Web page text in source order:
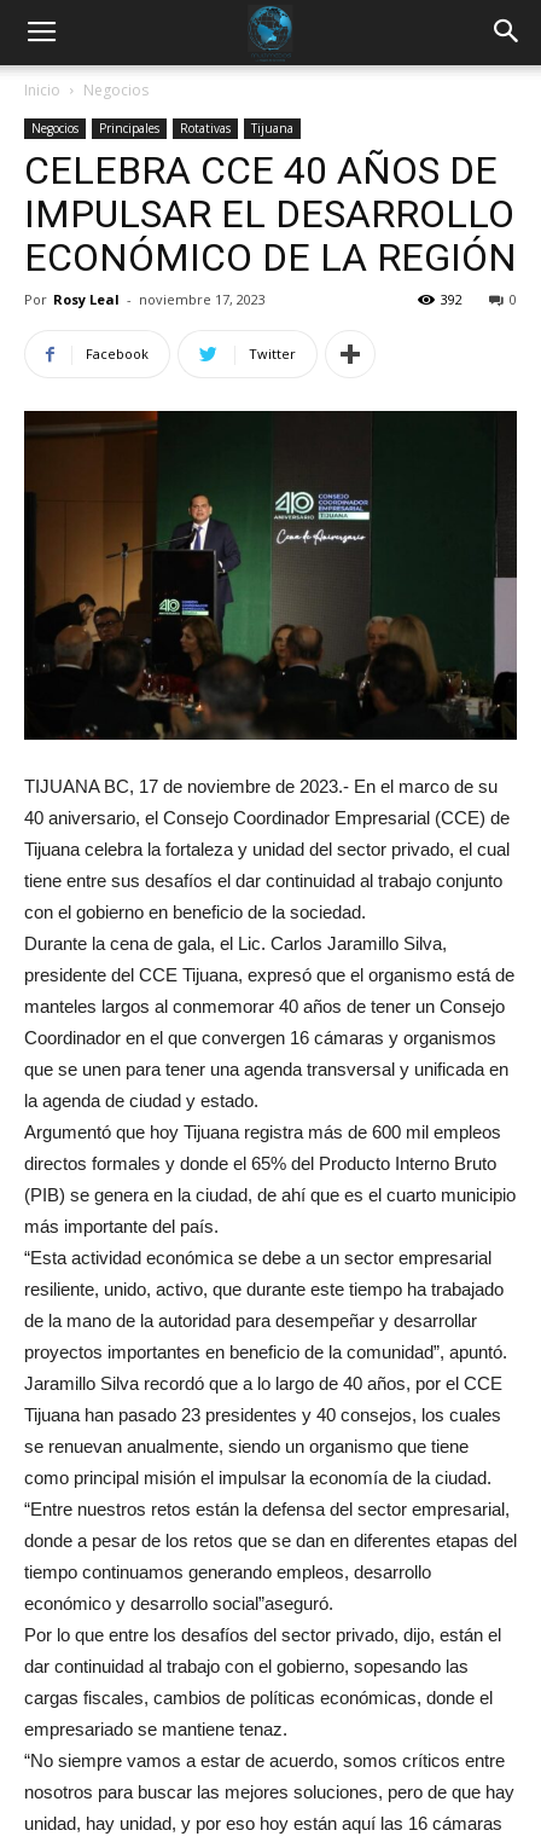
Inicio Negocios
Negocios Principales Rotativas Tijuana
CELEBRA CCE 40 AÑOS DE
IMPULSAR EL DESARROLLO
ECONÓMICO DE LA REGIÓN
Por Rosy Leal - noviembre 17, 2023 0
392
Facebook Twitter
TIJUANA BC, 17 de noviembre de 2023.- En el marco de su
40 aniversario, el Consejo Coordinador Empresarial (CCE) de
Tijuana celebra la fortaleza y unidad del sector privado, el cual
tiene entre sus desafíos el dar continuidad al trabajo conjunto
con el gobierno en beneficio de la sociedad.
Durante la cena de gala, el Lic. Carlos Jaramillo Silva,
presidente del CCE Tijuana, expresó que el organismo está de
manteles largos al conmemorar 40 años de tener un Consejo
Coordinador en el que convergen 16 cámaras y organismos
que se unen para tener una agenda transversal y unificada en
la agenda de ciudad y estado.
Argumentó que hoy Tijuana registra más de 600 mil empleos
directos formales y donde el 65% del Producto Interno Bruto
(PIB) se genera en la ciudad, de ahí que es el cuarto municipio
más importante del país.
“Esta actividad económica se debe a un sector empresarial
resiliente, unido, activo, que durante este tiempo ha trabajado
de la mano de la autoridad para desempeñar y desarrollar
proyectos importantes en beneficio de la comunidad”, apuntó.
Jaramillo Silva recordó que a lo largo de 40 años, por el CCE
Tijuana han pasado 23 presidentes y 40 consejos, los cuales
se renuevan anualmente, siendo un organismo que tiene
como principal misión el impulsar la economía de la ciudad.
“Entre nuestros retos están la defensa del sector empresarial,
donde a pesar de los retos que se dan en diferentes etapas del
tiempo continuamos generando empleos, desarrollo
económico y desarrollo social”aseguró.
Por lo que entre los desafíos del sector privado, dijo, están el
dar continuidad al trabajo con el gobierno, sopesando las
cargas fiscales, cambios de políticas económicas, donde el
empresariado se mantiene tenaz.
“No siempre vamos a estar de acuerdo, somos críticos entre
nosotros para buscar las mejores soluciones, pero de que hay
unidad, hay unidad, y por eso hoy están aquí las 16 cámaras